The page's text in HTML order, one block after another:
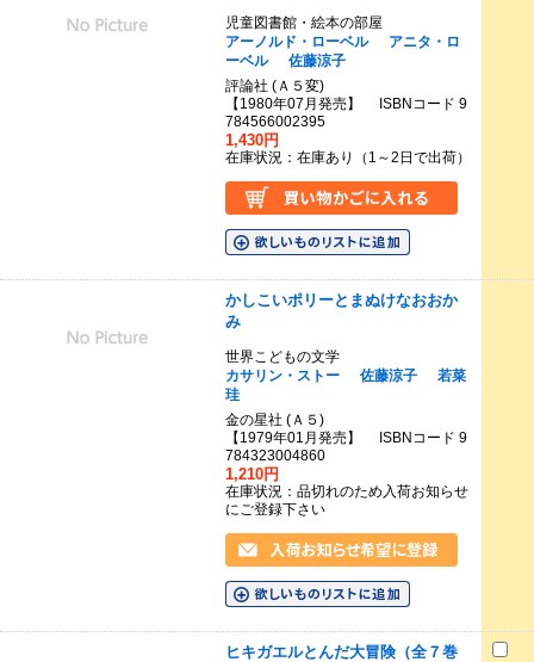
児童図書館・絵本の部屋
アーノルド・ローベル
アニタ・ロ
ーベル
佐藤涼子
評論社 (Ａ５変)
【1980年07月発売】 ISBNコード 9
784566002395
1,430円
在庫状況：在庫あり（1～2日で出荷）
かしこいポリーとまぬけなおおか
み
世界こどもの文学
カサリン・ストー
佐藤涼子
若菜
珪
金の星社 (Ａ５)
【1979年01月発売】 ISBNコード 9
784323004860
1,210円
在庫状況：品切れのため入荷お知らせ
にご登録下さい
ヒキガエルとんだ大冒険（全７巻